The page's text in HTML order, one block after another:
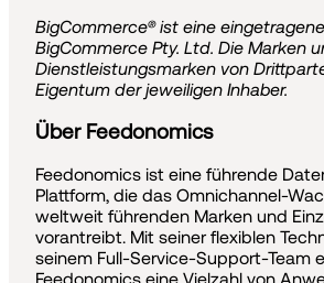
BigCommerce® ist eine
BigCommerce Pty. Ltd. Die Marken
Dienstleistungsmarken von
Eigentum der jeweiligen Inhaber.
Über Feedonomics
Feedonomics ist eine führende
Plattform, die das Omnichannel-
weltweit führenden Marken und
vorantreibt. Mit seiner flexiblen
seinem Full-Service-Support-Team